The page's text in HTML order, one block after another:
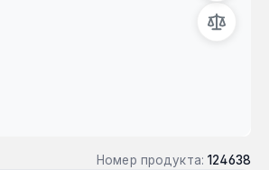
Номер продукта: 124638